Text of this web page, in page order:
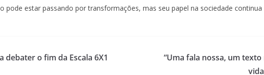
estar passando por transformações, mas seu papel na sociedade
debater o fim da Escala 6X1
“Uma fala nossa, um